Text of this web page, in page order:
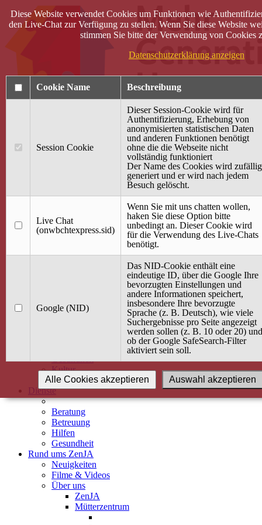
40 Jahre Mütterzentrum
Terminkalender
Gemeinsam aktiv
Gemeinsam unterwegs
wirFAIRändern
Angebot / Kurs suchen
Babybauch & Elternschaft
Gesundheit
Kultur
Alle Kurse
Dienste
Beratung
Betreuung
Hilfen
Gesundheit
Rund ums ZenJA
Neuigkeiten
Filme & Videos
Über uns
ZenJA
Mütterzentrum
Diese Website verwendet Cookies um Funktionen wie
den Live-Chat zur Verfügung zu stellen. Wenn Sie diese Website
stimmen Sie bitte der Verwendung von Cookies
Datenschutzerklärung anzeigen
Cookie Name Beschreibung
Session Cookie
Dieser Session-Cookie wird für
Authentifizierung, Erhebung von
anonymisierten statistischen Daten
und anderen Funktionen benötigt
ohne die die Webseite nicht
vollständig funktioniert
Der Name des Cookies wird zufällig
generiert und er wird nach jedem
Besuch gelöscht.
Live Chat
(onwbchtexpress.sid)
Wenn Sie mit uns chatten wollen,
haken Sie diese Option bitte
unbedingt an. Dieser Cookie wird
für die Verwendung des Live-Chats
benötigt.
Google (NID)
Das NID-Cookie enthält eine
eindeutige ID, über die Google Ihre
bevorzugten Einstellungen und
andere Informationen speichert,
insbesondere Ihre bevorzugte
Sprache (z. B. Deutsch), wie viele
Suchergebnisse pro Seite angezeigt
werden sollen (z. B. 10 oder 20) und
ob der Google SafeSearch-Filter
aktiviert sein soll.
Auswahl akzeptieren
Alle Cookies akzeptieren